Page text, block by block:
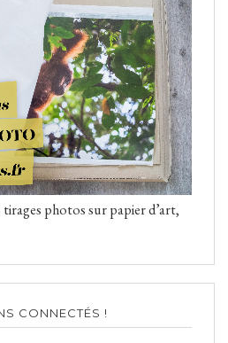
tirages photos sur papier d’art,
CONNECTÉS !